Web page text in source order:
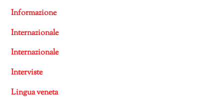
Informazione
Internazionale
Internazionale
Interviste
Lingua veneta